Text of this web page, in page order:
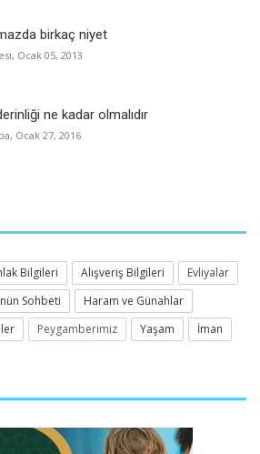
birkaç niyet
Ocak 05, 2013
ne kadar olmalıdır
Ocak 27, 2016
Bilgileri Alışveriş Bilgileri
Evliyalar
Sohbeti
Haram ve Günahlar
Peygamberimiz Yaşam İman